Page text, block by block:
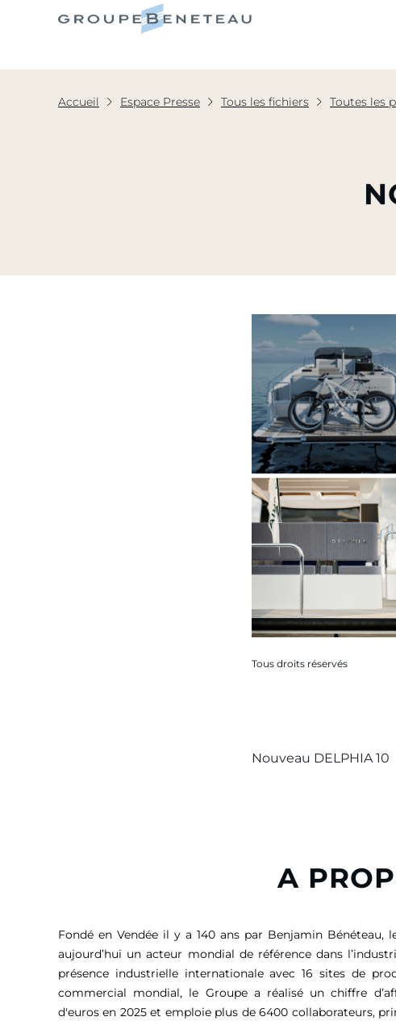
Accueil Espace Presse Tous les fichiers Toutes les
Tous droits réservés
Nouveau DELPHIA 10
A
Fondé en Vendée il y a 140 ans par Benjamin Bénéteau,
aujourd’hui un acteur mondial de référence dans
présence industrielle internationale avec 16 sites de
commercial mondial, le Groupe a réalisé un chiffre
d'euros en 2025 et emploie plus de 6400 collaborateurs,